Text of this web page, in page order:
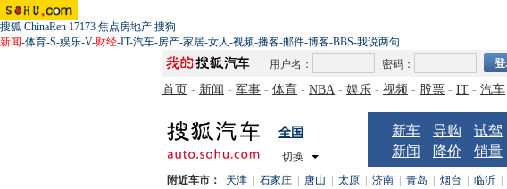
搜狐 ChinaRen 17173 焦点房地产 搜狗
新闻-体育-S-娱乐-V-财经-IT-汽车-房产-家居-女人-视频-播客-邮件-博客-BBS-我说两句
用户名：
密码：
首页 - 新闻 - 军事 - 体育 - NBA - 娱乐 - 视频 - 股票 - IT - 汽车
全国
切换
新车 导购
试驾
新闻
降价 销量
附近车市： 天津 石家庄 唐山 太原 济南 青岛 烟台 临沂